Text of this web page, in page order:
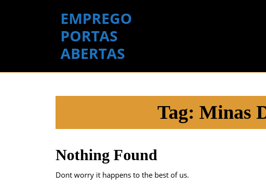
EMPREGO
PORTAS
ABERTAS
Tag: Minas
Nothing Found
Dont worry it happens to the best of us.